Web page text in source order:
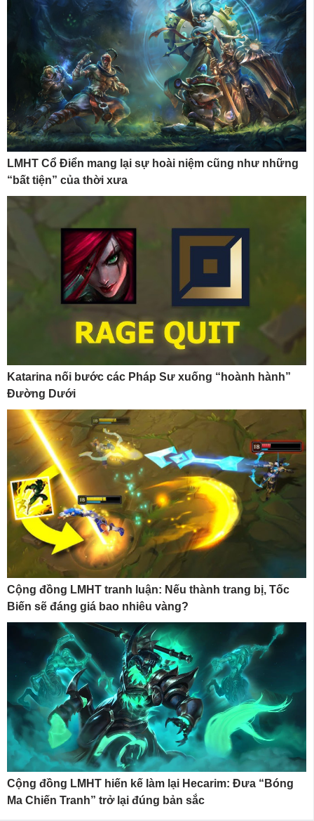
LMHT Cổ Điển mang lại sự hoài niệm cũng như những
“bất tiện” của thời xưa
Katarina nối bước các Pháp Sư xuống “hoành hành”
Đường Dưới
Cộng đồng LMHT tranh luận: Nếu thành trang bị, Tốc
Biến sẽ đáng giá bao nhiêu vàng?
Cộng đồng LMHT hiến kế làm lại Hecarim: Đưa “Bóng
Ma Chiến Tranh” trở lại đúng bản sắc